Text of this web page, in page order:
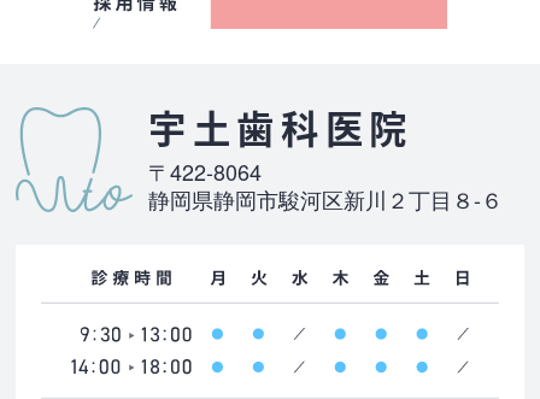
宇土歯科医院
〒422-8064
静岡県静岡市駿河区新川２丁目８-６